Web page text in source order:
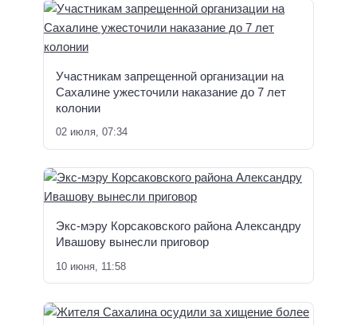
Участникам запрещенной организации на
Сахалине ужесточили наказание до 7 лет
колонии
02 июля, 07:34
Экс-мэру Корсаковского района Александру
Ивашову вынесли приговор
10 июня, 11:58